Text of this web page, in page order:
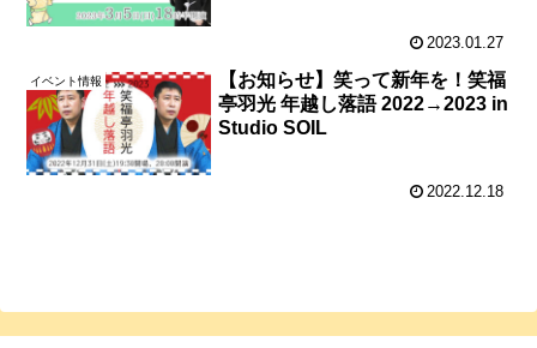
2023.01.27
イベント情報
【お知らせ】笑って新年を！笑福
亭羽光 年越し落語 2022→2023 in
Studio SOIL
2022.12.18